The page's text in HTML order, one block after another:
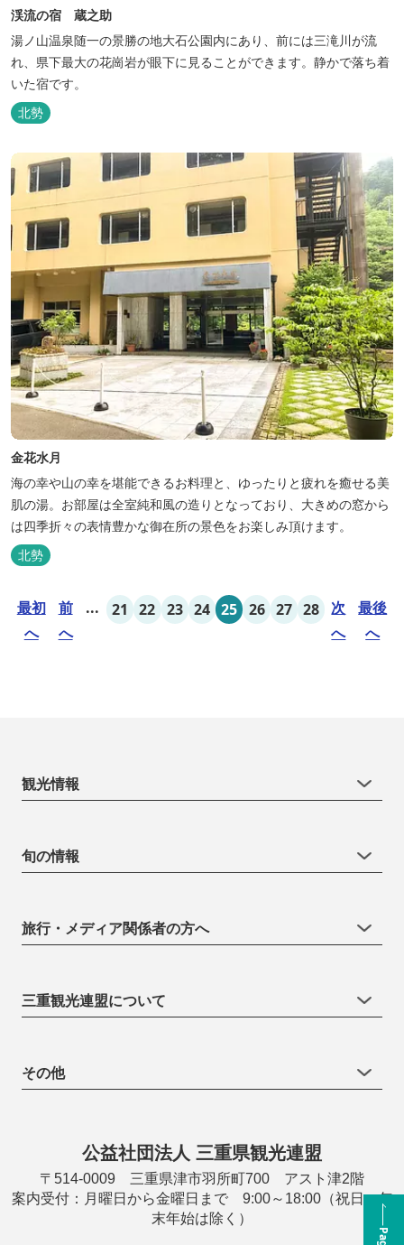
渓流の宿 蔵之助
湯ノ山温泉随一の景勝の地大石公園内にあり、前には三滝川が流
れ、県下最大の花崗岩が眼下に見ることができます。静かで落ち着
いた宿です。
北勢
金花水月
海の幸や山の幸を堪能できるお料理と、ゆったりと疲れを癒せる美
肌の湯。お部屋は全室純和風の造りとなっており、大きめの窓から
は四季折々の表情豊かな御在所の景色をお楽しみ頂けます。
北勢
最初
へ
前
へ
... 21 22 23 24 25 26 27 28
次
へ
最後
へ
観光情報
旬の情報
旅行・メディア関係者の方へ
三重観光連盟について
その他
公益社団法人 三重県観光連盟
〒514-0009 三重県津市羽所町700 アスト津2階
案内受付：月曜日から金曜日まで 9:00～18:00（祝日・年
末年始は除く）